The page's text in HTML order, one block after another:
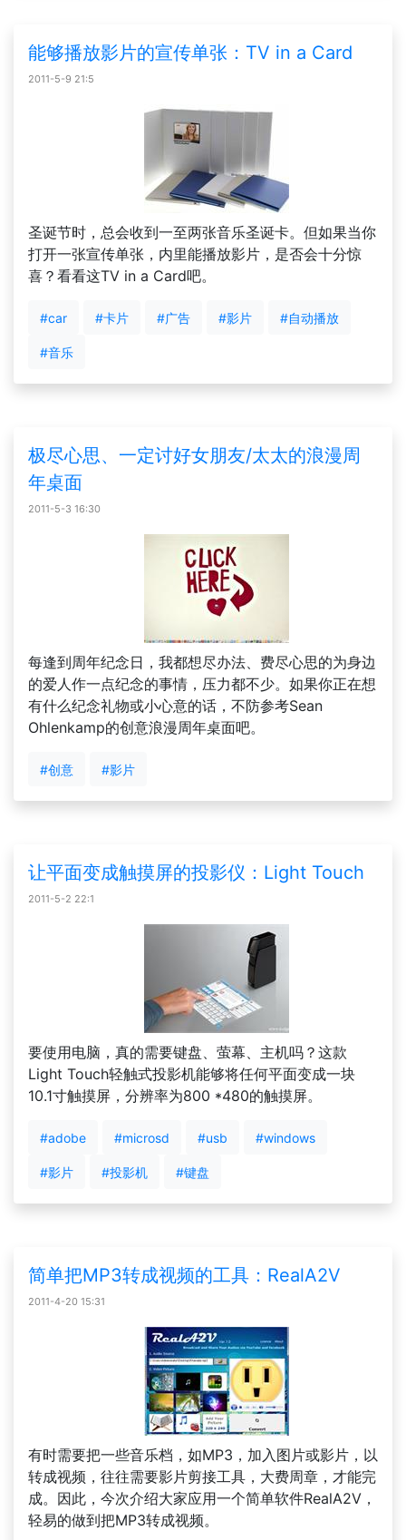
能够播放影片的宣传单张：TV in a Card
2011-5-9 21:5
圣诞节时，总会收到一至两张音乐圣诞卡。但如果当你
打开一张宣传单张，内里能播放影片，是否会十分惊
喜？看看这TV in a Card吧。
#car #卡片 #广告 #影片 #自动播放
#音乐
极尽心思、一定讨好女朋友/太太的浪漫周
年桌面
2011-5-3 16:30
每逢到周年纪念日，我都想尽办法、费尽心思的为身边
的爱人作一点纪念的事情，压力都不少。如果你正在想
有什么纪念礼物或小心意的话，不防参考Sean
Ohlenkamp的创意浪漫周年桌面吧。
#创意 #影片
让平面变成触摸屏的投影仪：Light Touch
2011-5-2 22:1
要使用电脑，真的需要键盘、萤幕、主机吗？这款
Light Touch轻触式投影机能够将任何平面变成一块
10.1寸触摸屏，分辨率为800 *480的触摸屏。
#adobe #microsd #usb #windows
#影片 #投影机 #键盘
简单把MP3转成视频的工具：RealA2V
2011-4-20 15:31
有时需要把一些音乐档，如MP3，加入图片或影片，以
转成视频，往往需要影片剪接工具，大费周章，才能完
成。因此，今次介绍大家应用一个简单软件RealA2V，
轻易的做到把MP3转成视频。